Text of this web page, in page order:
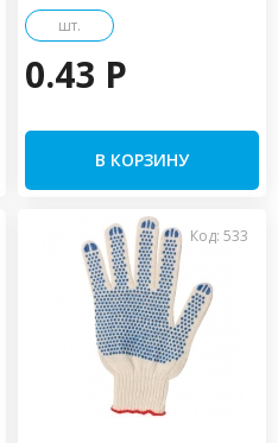
шт.
0.43 P
В КОРЗИНУ
Код: 533